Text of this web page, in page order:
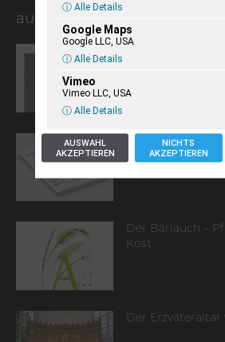
aus der Kulturzeitschrift
Editorial
Der Bärlauch –
Kost
Der Erzväteraltar
ⓘ Alle Details
Google Maps
Google LLC, USA
ⓘ Alle Details
Vimeo
Vimeo LLC, USA
ⓘ Alle Details
AUSWAHL
AKZEPTIEREN
NICHTS
AKZEPTIEREN